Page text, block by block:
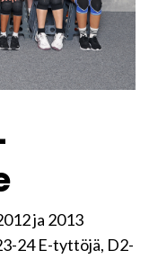
ja 2013
24 E-tyttöjä, D2-